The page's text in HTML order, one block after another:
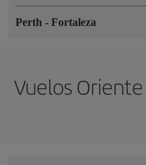
Perth - Fortaleza
Vuelos